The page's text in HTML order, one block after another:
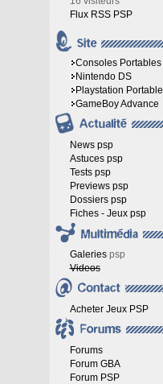
Flux RSS PSP
Consoles Portables
Nintendo DS
Playstation Portable
GameBoy Advance
News psp
Astuces psp
Tests psp
Previews psp
Dossiers psp
Fiches - Jeux psp
Galeriespsp
Videos
Acheter Jeux PSP
Forums
Forum GBA
Forum PSP